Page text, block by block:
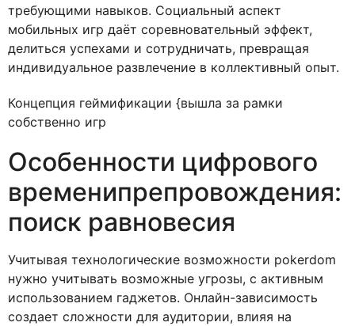
требующими навыков. Социальный аспект
мобильных игр даёт соревновательный эффект,
делиться успехами и сотрудничать, превращая
индивидуальное развлечение в коллективный опыт.
Концепция геймификации {вышла за рамки
собственно игр
Особенности цифрового
временипрепровождения:
поиск равновесия
Учитывая технологические возможности pokerdom
нужно учитывать возможные угрозы, с активным
использованием гаджетов. Онлайн-зависимость
создает сложности для аудитории, влияя на